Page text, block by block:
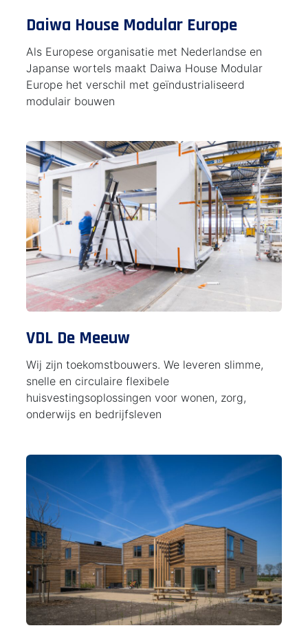
Daiwa House Modular Europe
Als Europese organisatie met Nederlandse en
Japanse wortels maakt Daiwa House Modular
Europe het verschil met geïndustrialiseerd
modulair bouwen
VDL De Meeuw
Wij zijn toekomstbouwers. We leveren slimme,
snelle en circulaire flexibele
huisvestingsoplossingen voor wonen, zorg,
onderwijs en bedrijfsleven